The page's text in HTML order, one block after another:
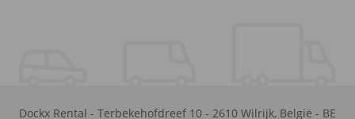
Dockx Rental - Terbekehofdreef 10 - 2610 Wilrijk, België - BE